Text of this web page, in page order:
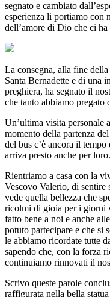
segnato e cambiato
esperienza li portiamo con
dell’amore di Dio che ci
La consegna, alla fine
Santa Bernadette e di una
preghiera, ha segnato il
che tanto abbiamo pregato
Un’ultima visita personale
momento della partenza
del bus c’è ancora il
arriva presto anche per loro.
Rientriamo a casa con la
Vescovo Valerio, di sentire
vede quella bellezza che
ricolmi di gioia per i giorni
fatto bene a noi e anche
potuto partecipare e che si
le abbiamo ricordate tutte
sapendo che, con la forza
continuiamo rinnovati il
Scrivo queste parole
raffigurata nella bella